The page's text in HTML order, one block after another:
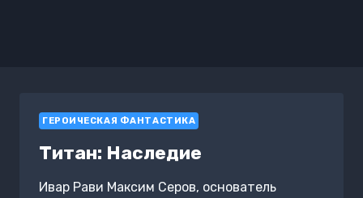
ГЕРОИЧЕСКАЯ ФАНТАСТИКА
Титан: Наследие
Ивар Рави Максим Серов, основатель